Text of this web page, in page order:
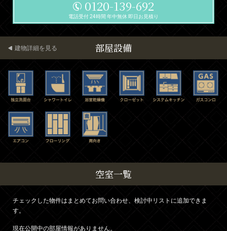
0120-139-692
電話受付 24時間 年中無休 即日お見積り
部屋設備
建物詳細を見る
空室一覧
チェックした物件はまとめてお問い合わせ、検討中リストに追加できま
す。
現在公開中の部屋情報がありません。